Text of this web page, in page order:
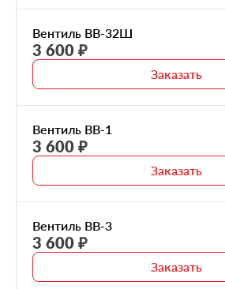
Вентиль ВВ-32Ш
3 600 ₽
Заказать
Вентиль ВВ-1
3 600 ₽
Заказать
Вентиль ВВ-3
3 600 ₽
Заказать